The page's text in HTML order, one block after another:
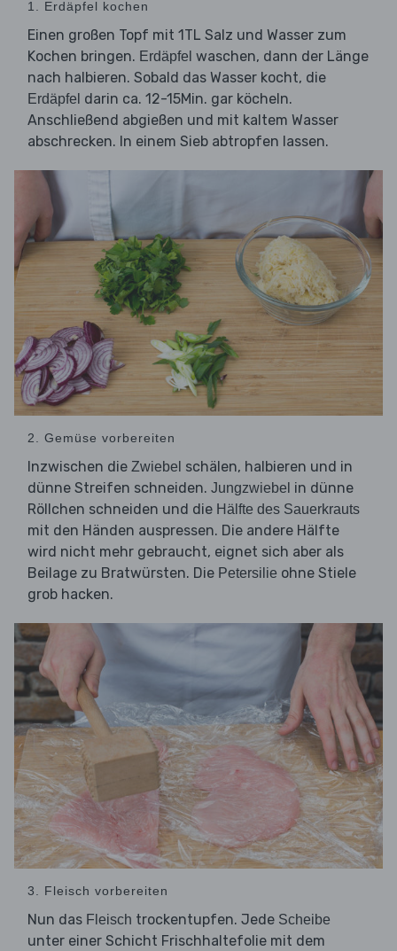
1. Erdäpfel kochen
Einen großen Topf mit 1TL Salz und Wasser zum
Kochen bringen. Erdäpfel waschen, dann der Länge
nach halbieren. Sobald das Wasser kocht, die
Erdäpfel darin ca. 12-15Min. gar köcheln.
Anschließend abgießen und mit kaltem Wasser
abschrecken. In einem Sieb abtropfen lassen.
2. Gemüse vorbereiten
Inzwischen die Zwiebel schälen, halbieren und in
dünne Streifen schneiden. Jungzwiebel in dünne
Röllchen schneiden und die Hälfte des Sauerkrauts
mit den Händen auspressen. Die andere Hälfte
wird nicht mehr gebraucht, eignet sich aber als
Beilage zu Bratwürsten. Die Petersilie ohne Stiele
grob hacken.
3. Fleisch vorbereiten
Nun das Fleisch trockentupfen. Jede Scheibe
unter einer Schicht Frischhaltefolie mit dem